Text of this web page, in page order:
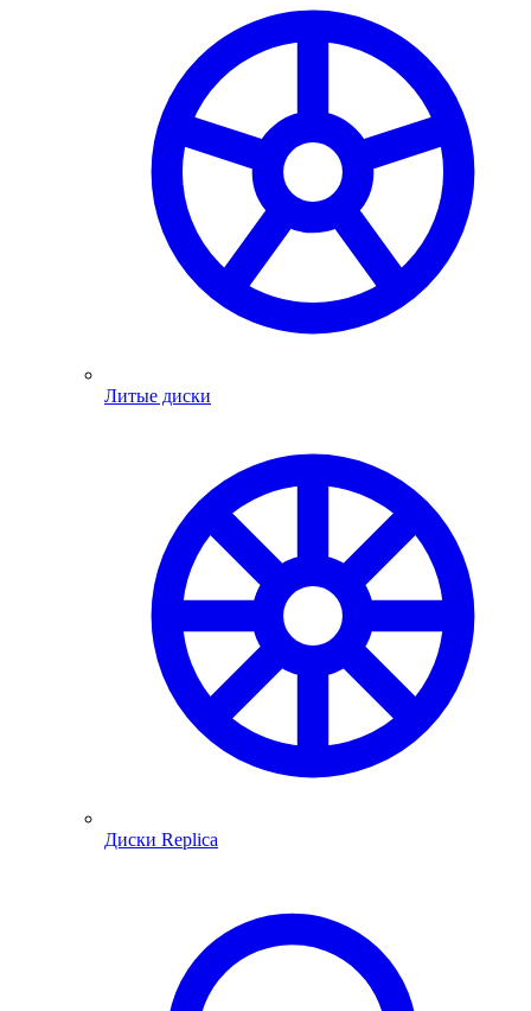
Литые диски
Диски Replica